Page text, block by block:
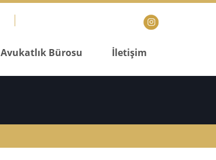
Avukatlık Bürosu İletişim